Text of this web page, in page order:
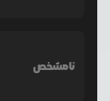
نامشخص